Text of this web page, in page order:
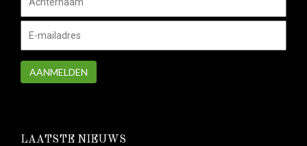
AANMELDEN
LAATSTE NIEUWS